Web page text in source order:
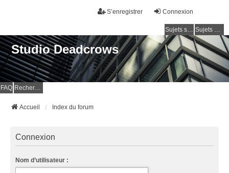
Connexion
S’enregistrer
Sujets sans réponse Sujets actifs
Studio Deadcrows
FAQ Rechercher
Accueil Index du forum
Connexion
Nom d’utilisateur :